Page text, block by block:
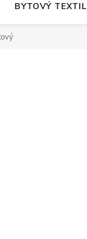
BYTOVÝ TEXTIL